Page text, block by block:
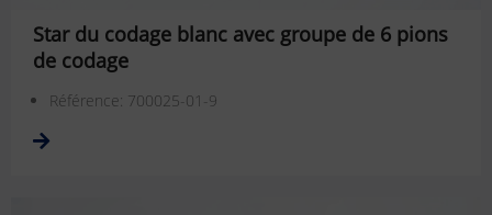
Star du codage blanc avec groupe de 6 pions
de codage
Référence: 700025-01-9